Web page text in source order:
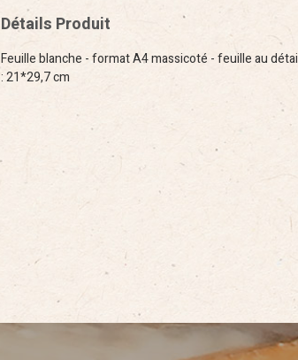
Détails Produit
Feuille blanche - format A4 massicoté - feuille au
: 21*29,7 cm